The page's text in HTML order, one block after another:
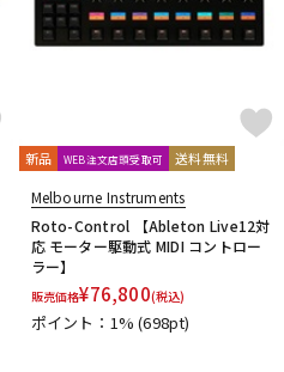
新品 WEB注文店頭受取可 送料無料
Melbourne Instruments
Roto-Control 【Ableton Live12対
応 モーター駆動式 MIDI コントロー
ラー】
販売価格¥76,800(税込)
ポイント：1%(698pt)